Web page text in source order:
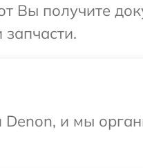
Вы получите
и мы